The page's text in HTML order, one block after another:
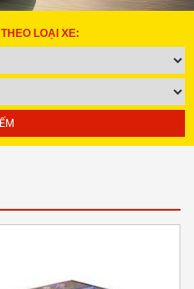
LOẠI XE: